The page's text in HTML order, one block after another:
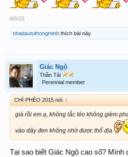
9/5/15
nhadaututhongminh thích bài này.
Giác Ngộ
Thần Tài
Perennial member
CHÍ-PHÈO 2015 nói: ↑
già rồi em ạ, không lắc léo không gièm
vào dây đen không nhờ được thổ địa
Tại sao biết Giác Ngộ cao số? Mình